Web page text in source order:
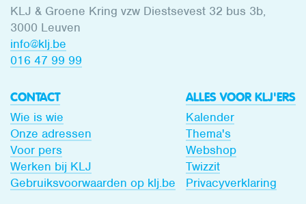
KLJ & Groene Kring vzw Diestsevest 32 bus 3b,
3000 Leuven
info@klj.be​
016 47 99 99
CONTACT
Wie is wie
Onze adressen
Voor pers
Werken bij KLJ
Gebruiksvoorwaarden op klj.be
ALLES VOOR KLJ'ERS
Kalender
Thema's
Webshop
Twizzit
Privacyverklaring